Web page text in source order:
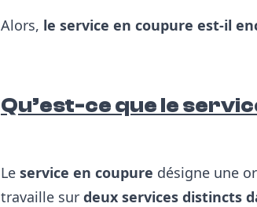
Alors, le service en coupure est-il
Qu’est-ce que le
Le service en coupure désigne une
travaille sur deux services distincts